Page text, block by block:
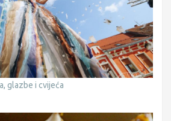
glazbe i cvijeća